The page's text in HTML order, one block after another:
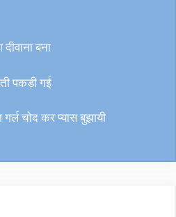
बना
पकड़ी गई
चोद कर प्यास बुझायी